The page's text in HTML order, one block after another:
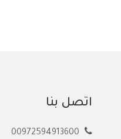
اتصل بنا